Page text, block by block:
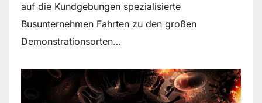
auf die Kundgebungen spezialisierte
Busunternehmen Fahrten zu den großen
Demonstrationsorten…